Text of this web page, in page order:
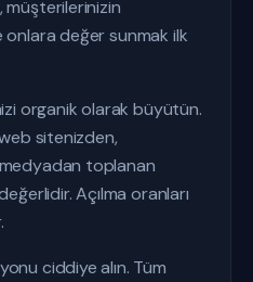
müşterilerinizin
değer sunmak ilk
organik olarak büyütün.
sitenizden,
toplanan
Açılma oranları
ciddiye alın. Tüm